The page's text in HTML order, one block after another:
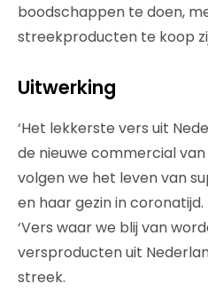
boodschappen te doen,
streekproducten te koop
Uitwerking
‘Het lekkerste vers uit
de nieuwe commercial
volgen we het leven van
en haar gezin in
‘Vers waar we blij van
versproducten uit
streek.